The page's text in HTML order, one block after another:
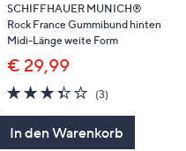
SCHIFFHAUER MUNICH®
Rock France Gummibund hinten
Midi-Länge weite Form
€ 29,99
3.3
von
(3)3
In den Warenkorb